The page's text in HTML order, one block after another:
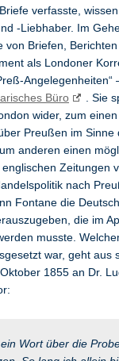
verfasste,
-Liebhaber. Im
von Briefen,
als Londoner
Angelegenheiten“
Büro
. Sie
wider, zum
Preußen im Sinne
anderen einen
Zeitungen
nach
Fontane die
die im
musste.
war, geht aus
1855 an Dr.
Wort über die